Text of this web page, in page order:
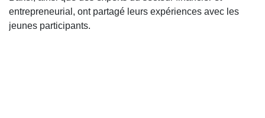
entrepreneurial, ont partagé leurs expériences avec les
jeunes participants.